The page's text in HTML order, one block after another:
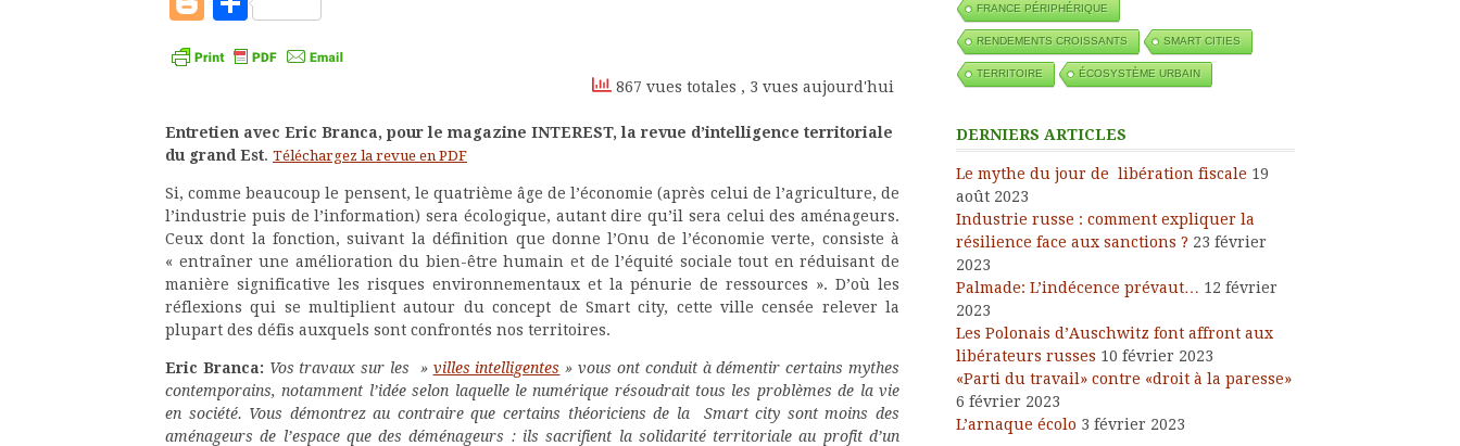
867 vues totales , 3 vues aujourd'hui
Entretien avec Eric Branca, pour le magazine INTEREST, la revue d’intelligence territoriale
du grand Est. Téléchargez la revue en PDF
Si, comme beaucoup le pensent, le quatrième âge de l’économie (après celui de l’agriculture, de
l’industrie puis de l’information) sera écologique, autant dire qu’il sera celui des aménageurs.
Ceux dont la fonction, suivant la définition que donne l’Onu de l’économie verte, consiste à
« entraîner une amélioration du bien-être humain et de l’équité sociale tout en réduisant de
manière significative les risques environnementaux et la pénurie de ressources ». D’où les
réflexions qui se multiplient autour du concept de Smart city, cette ville censée relever la
plupart des défis auxquels sont confrontés nos territoires.
Eric Branca: Vos travaux sur les » villes intelligentes » vous ont conduit à démentir certains mythes
contemporains, notamment l’idée selon laquelle le numérique résoudrait tous les problèmes de la vie
en société. Vous démontrez au contraire que certains théoriciens de la Smart city sont moins des
aménageurs de l’espace que des déménageurs : ils sacrifient la solidarité territoriale au profit d’un
FRANCE PÉRIPHÉRIQUE
RENDEMENTS CROISSANTS SMART CITIES
TERRITOIRE ÉCOSYSTÈME URBAIN
DERNIERS ARTICLES
Le mythe du jour de libération fiscale 19
août 2023
Industrie russe : comment expliquer la
résilience face aux sanctions ? 23 février
2023
Palmade: L’indécence prévaut… 12 février
2023
Les Polonais d’Auschwitz font affront aux
libérateurs russes 10 février 2023
«Parti du travail» contre «droit à la paresse»
6 février 2023
L’arnaque écolo 3 février 2023